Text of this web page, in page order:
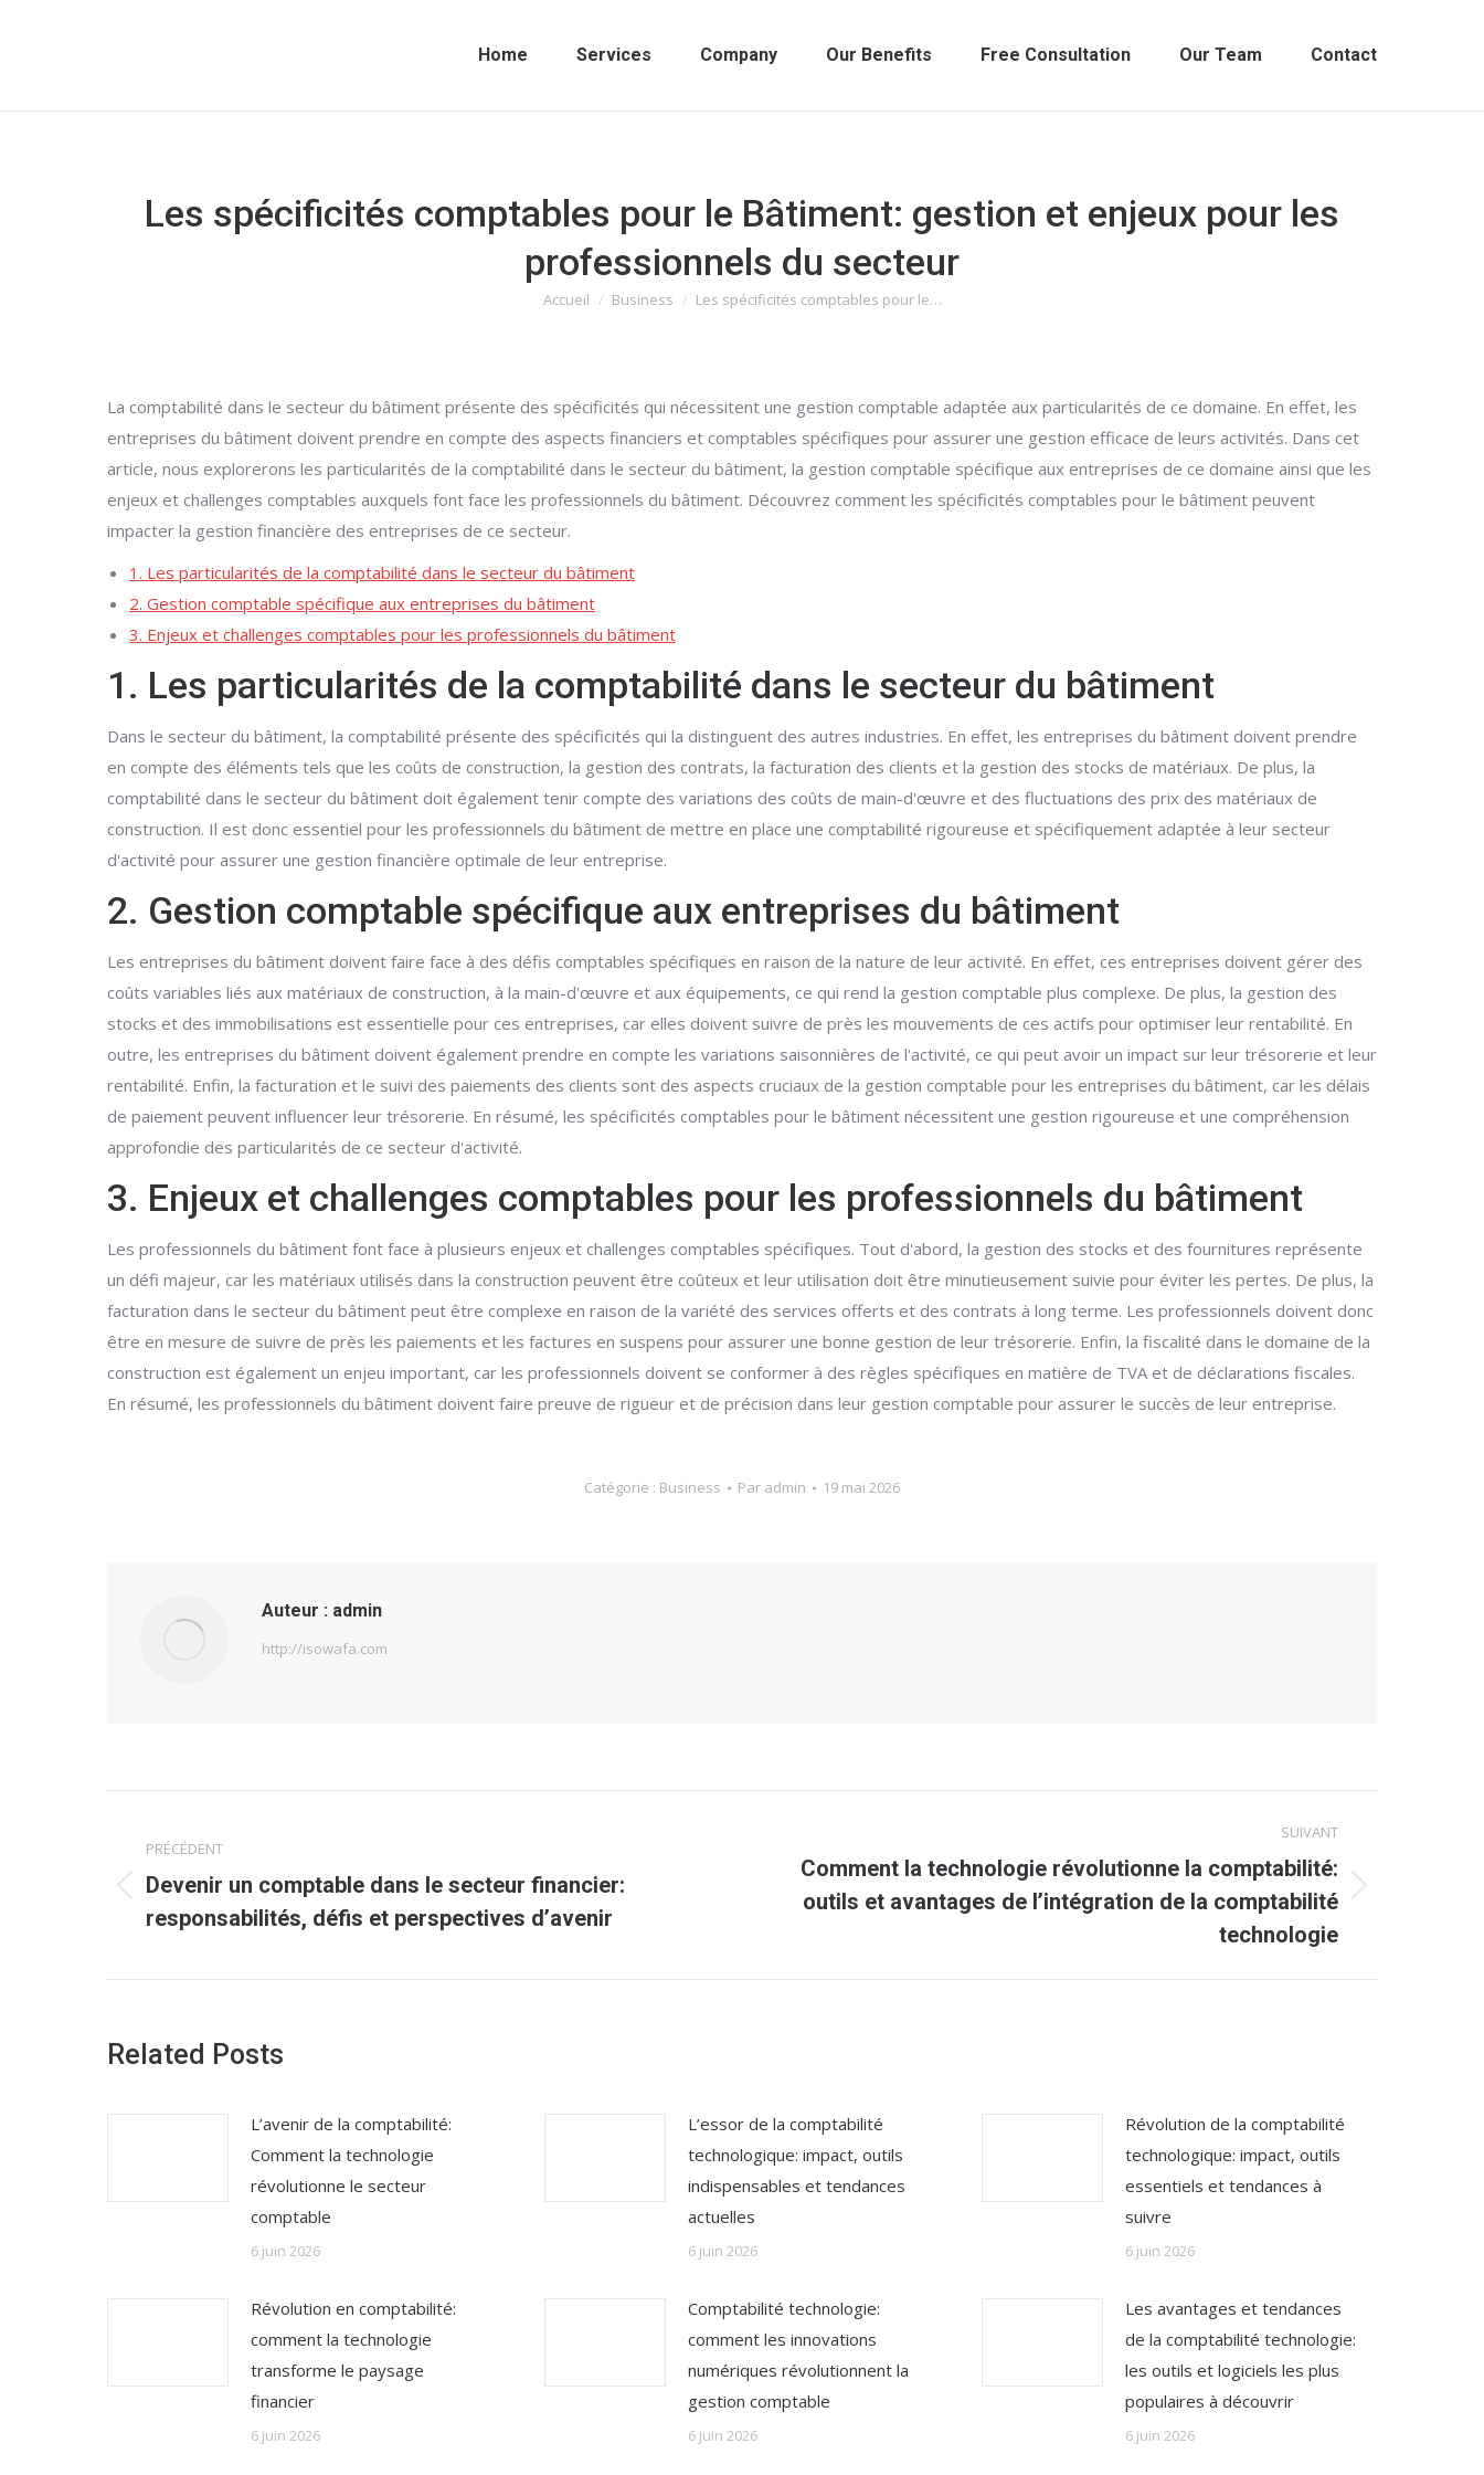
Home Services Company Our Benefits Free Consultation Our Team Contact
Les spécificités comptables pour le Bâtiment: gestion et enjeux pour les
professionnels du secteur
Vous êtes ici :
Accueil Business Les spécificités comptables pour le…
La comptabilité dans le secteur du bâtiment présente des spécificités qui nécessitent une gestion comptable adaptée aux particularités de ce domaine. En effet, les
entreprises du bâtiment doivent prendre en compte des aspects financiers et comptables spécifiques pour assurer une gestion efficace de leurs activités. Dans cet
article, nous explorerons les particularités de la comptabilité dans le secteur du bâtiment, la gestion comptable spécifique aux entreprises de ce domaine ainsi que les
enjeux et challenges comptables auxquels font face les professionnels du bâtiment. Découvrez comment les spécificités comptables pour le bâtiment peuvent
impacter la gestion financière des entreprises de ce secteur.
1. Les particularités de la comptabilité dans le secteur du bâtiment
2. Gestion comptable spécifique aux entreprises du bâtiment
3. Enjeux et challenges comptables pour les professionnels du bâtiment
1. Les particularités de la comptabilité dans le secteur du bâtiment
Dans le secteur du bâtiment, la comptabilité présente des spécificités qui la distinguent des autres industries. En effet, les entreprises du bâtiment doivent prendre
en compte des éléments tels que les coûts de construction, la gestion des contrats, la facturation des clients et la gestion des stocks de matériaux. De plus, la
comptabilité dans le secteur du bâtiment doit également tenir compte des variations des coûts de main-d'œuvre et des fluctuations des prix des matériaux de
construction. Il est donc essentiel pour les professionnels du bâtiment de mettre en place une comptabilité rigoureuse et spécifiquement adaptée à leur secteur
d'activité pour assurer une gestion financière optimale de leur entreprise.
2. Gestion comptable spécifique aux entreprises du bâtiment
Les entreprises du bâtiment doivent faire face à des défis comptables spécifiques en raison de la nature de leur activité. En effet, ces entreprises doivent gérer des
coûts variables liés aux matériaux de construction, à la main-d'œuvre et aux équipements, ce qui rend la gestion comptable plus complexe. De plus, la gestion des
stocks et des immobilisations est essentielle pour ces entreprises, car elles doivent suivre de près les mouvements de ces actifs pour optimiser leur rentabilité. En
outre, les entreprises du bâtiment doivent également prendre en compte les variations saisonnières de l'activité, ce qui peut avoir un impact sur leur trésorerie et leur
rentabilité. Enfin, la facturation et le suivi des paiements des clients sont des aspects cruciaux de la gestion comptable pour les entreprises du bâtiment, car les délais
de paiement peuvent influencer leur trésorerie. En résumé, les spécificités comptables pour le bâtiment nécessitent une gestion rigoureuse et une compréhension
approfondie des particularités de ce secteur d'activité.
3. Enjeux et challenges comptables pour les professionnels du bâtiment
Les professionnels du bâtiment font face à plusieurs enjeux et challenges comptables spécifiques. Tout d'abord, la gestion des stocks et des fournitures représente
un défi majeur, car les matériaux utilisés dans la construction peuvent être coûteux et leur utilisation doit être minutieusement suivie pour éviter les pertes. De plus, la
facturation dans le secteur du bâtiment peut être complexe en raison de la variété des services offerts et des contrats à long terme. Les professionnels doivent donc
être en mesure de suivre de près les paiements et les factures en suspens pour assurer une bonne gestion de leur trésorerie. Enfin, la fiscalité dans le domaine de la
construction est également un enjeu important, car les professionnels doivent se conformer à des règles spécifiques en matière de TVA et de déclarations fiscales.
En résumé, les professionnels du bâtiment doivent faire preuve de rigueur et de précision dans leur gestion comptable pour assurer le succès de leur entreprise.
Catégorie : Business Par admin 19 mai 2026
Auteur : admin
http://isowafa.com
article
PRÉCÉDENT
Article
précédent
Devenir un comptable dans le secteur financier:
responsabilités, défis et perspectives d’avenir
SUIVANT
Article
Comment la technologie révolutionne la comptabilité:
outils et avantages de l’intégration de la comptabilité
technologie
Related Posts
L’avenir de la comptabilité:
Comment la technologie
révolutionne le secteur
comptable
6 juin 2026
L’essor de la comptabilité
technologique: impact, outils
indispensables et tendances
actuelles
6 juin 2026
Révolution de la comptabilité
technologique: impact, outils
essentiels et tendances à
suivre
6 juin 2026
Révolution en comptabilité:
comment la technologie
transforme le paysage
financier
6 juin 2026
Comptabilité technologie:
comment les innovations
numériques révolutionnent la
gestion comptable
6 juin 2026
Les avantages et tendances
de la comptabilité technologie:
les outils et logiciels les plus
populaires à découvrir
6 juin 2026